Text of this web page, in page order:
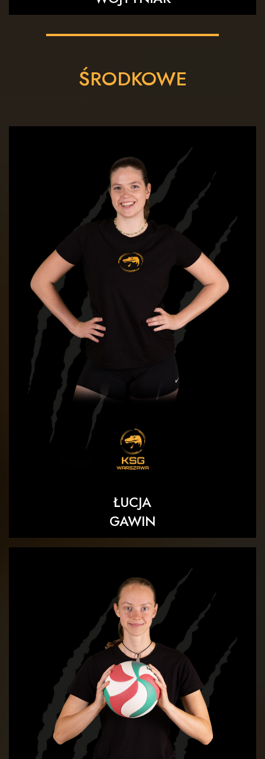
ŚRODKOWE
ŁUCJA
GAWIN